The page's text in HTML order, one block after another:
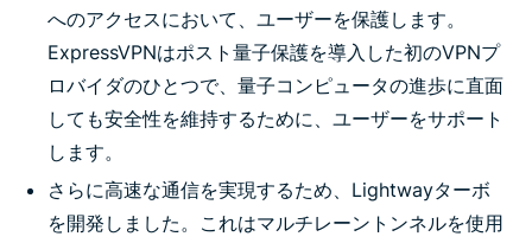
へのアクセスにおいて、ユーザーを保護します。
ExpressVPNはポスト量子保護を導入した初のVPNプ
ロバイダのひとつで、量子コンピュータの進歩に直面
しても安全性を維持するために、ユーザーをサポート
します。
さらに高速な通信を実現するため、Lightwayターボ
を開発しました。これはマルチレーントンネルを使用